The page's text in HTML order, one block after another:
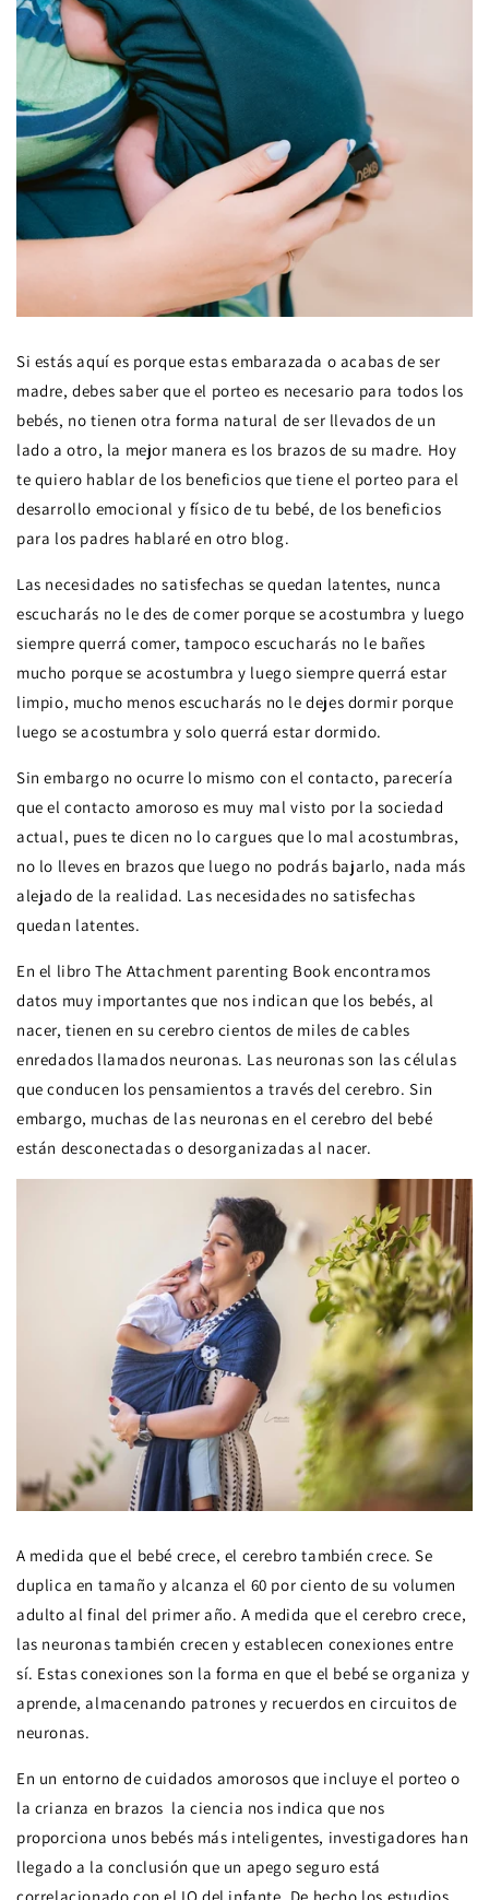
Si estás aquí es porque estas embarazada o acabas de ser
madre, debes saber que el porteo es necesario para todos los
bebés, no tienen otra forma natural de ser llevados de un
lado a otro, la mejor manera es los brazos de su madre. Hoy
te quiero hablar de los beneficios que tiene el porteo para el
desarrollo emocional y físico de tu bebé, de los beneficios
para los padres hablaré en otro blog.
Las necesidades no satisfechas se quedan latentes, nunca
escucharás no le des de comer porque se acostumbra y luego
siempre querrá comer, tampoco escucharás no le bañes
mucho porque se acostumbra y luego siempre querrá estar
limpio, mucho menos escucharás no le dejes dormir porque
luego se acostumbra y solo querrá estar dormido.
Sin embargo no ocurre lo mismo con el contacto, parecería
que el contacto amoroso es muy mal visto por la sociedad
actual, pues te dicen no lo cargues que lo mal acostumbras,
no lo lleves en brazos que luego no podrás bajarlo, nada más
alejado de la realidad. Las necesidades no satisfechas
quedan latentes.
En el libro The Attachment parenting Book encontramos
datos muy importantes que nos indican que los bebés, al
nacer, tienen en su cerebro cientos de miles de cables
enredados llamados neuronas. Las neuronas son las células
que conducen los pensamientos a través del cerebro. Sin
embargo, muchas de las neuronas en el cerebro del bebé
están desconectadas o desorganizadas al nacer.
A medida que el bebé crece, el cerebro también crece. Se
duplica en tamaño y alcanza el 60 por ciento de su volumen
adulto al final del primer año. A medida que el cerebro crece,
las neuronas también crecen y establecen conexiones entre
sí. Estas conexiones son la forma en que el bebé se organiza y
aprende, almacenando patrones y recuerdos en circuitos de
neuronas.
En un entorno de cuidados amorosos que incluye el porteo o
la crianza en brazos la ciencia nos indica que nos
proporciona unos bebés más inteligentes, investigadores han
llegado a la conclusión que un apego seguro está